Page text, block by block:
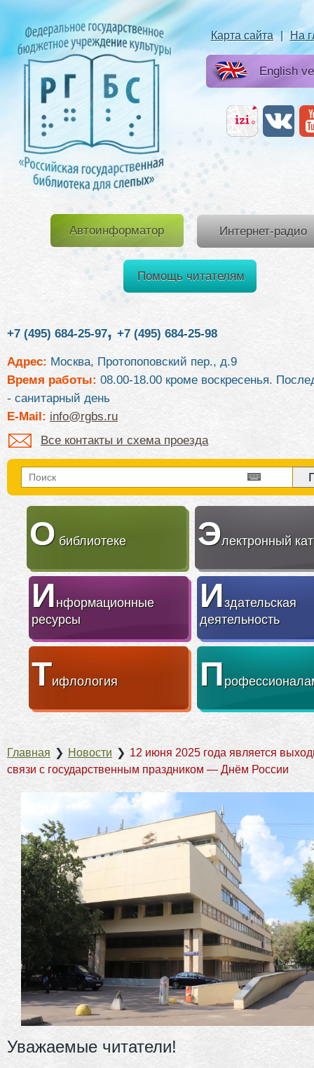
Карта сайта | На
English
Автоинформатор Интернет-радио
Помощь читателям
+7 (495) 684-25-97, +7 (495) 684-25-98
Адрес: Москва, Протопоповский пер., д.9
Время работы: 08.00-18.00 кроме воскресенья.
- санитарный день
E-Mail: info@rgbs.ru
Все контакты и схема проезда
О библиотеке Электронный
Информационные
ресурсы
Издательская
деятельность
Тифлология П
Главная ❯ Новости ❯ 12 июня 2025 года является
связи с государственным праздником — Днём России
Уважаемые читатели!